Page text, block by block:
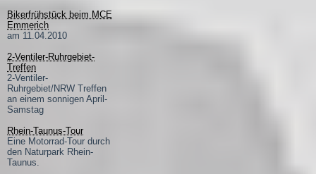
Bikerfrühstück beim MCE
Emmerich
am 11.04.2010
2-Ventiler-Ruhrgebiet-
Treffen
2-Ventiler-
Ruhrgebiet/NRW Treffen
an einem sonnigen April-
Samstag
Rhein-Taunus-Tour
Eine Motorrad-Tour durch
den Naturpark Rhein-
Taunus.